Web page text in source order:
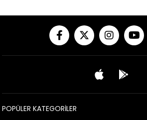
POPÜLER KATEGORİLER